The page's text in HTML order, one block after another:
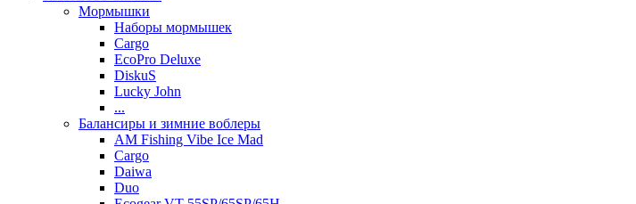
Мормышки
Наборы мормышек
Cargo
EcoPro Deluxe
DiskuS
Lucky John
...
Балансиры и зимние воблеры
AM Fishing Vibe Ice Mad
Cargo
Daiwa
Duo